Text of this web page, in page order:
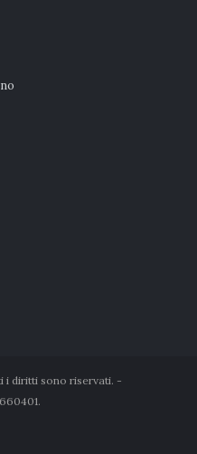
i diritti sono riservati. -